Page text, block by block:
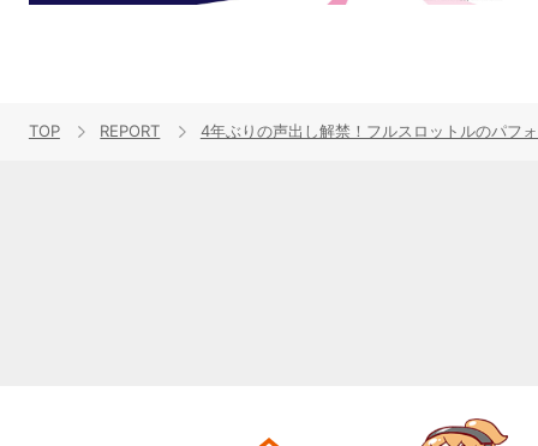
TOP REPORT 4年ぶりの声出し解禁！フルスロットルのパフ